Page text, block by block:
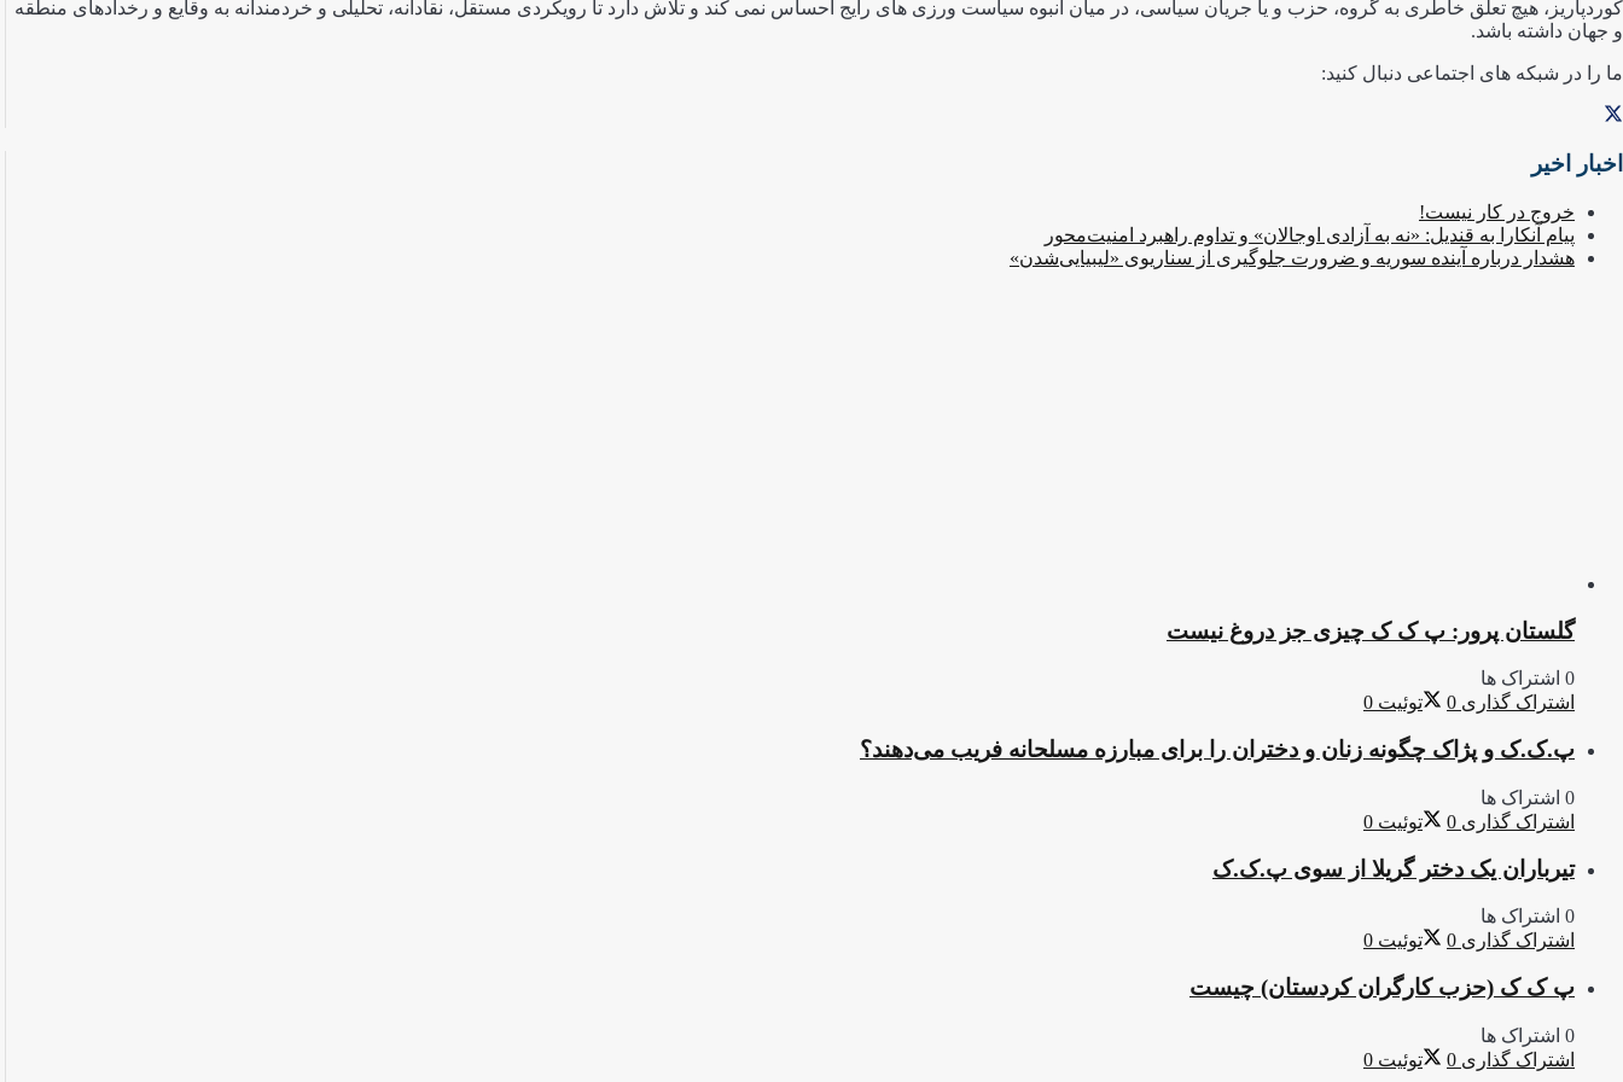
کوردپاریز، هیچ تعلق خاطری به گروه، حزب و یا جریان سیاسی، در میان انبوه سیاست ورزی های رایج احساس نمی کند و تلاش دارد تا رویکردی مستقل، نقادانه، تحلیلی و خردمندانه به وقایع و رخدادهای منطقه
و جهان داشته باشد.
ما را در شبکه های اجتماعی دنبال کنید:
اخبار اخیر
خروج در کار نیست!
پیام آنکارا به قندیل: «نه به آزادی اوجالان» و تداوم راهبرد امنیت‌محور
هشدار درباره آینده سوریه و ضرورت جلوگیری از سناریوی «لیبیایی‌شدن»
گلستان پرور: پ ک ک چیزی جز دروغ نیست
0 اشتراک ها
اشتراک گذاری 0 توئیت 0
پ.ک.ک و پژاک چگونه زنان و دختران را برای مبارزه مسلحانه فریب می‌دهند؟
0 اشتراک ها
اشتراک گذاری 0 توئیت 0
تیرباران یک دختر گریلا از سوی پ.ک.ک
0 اشتراک ها
اشتراک گذاری 0 توئیت 0
پ ک ک (حزب کارگران کردستان) چیست
0 اشتراک ها
اشتراک گذاری 0 توئیت 0